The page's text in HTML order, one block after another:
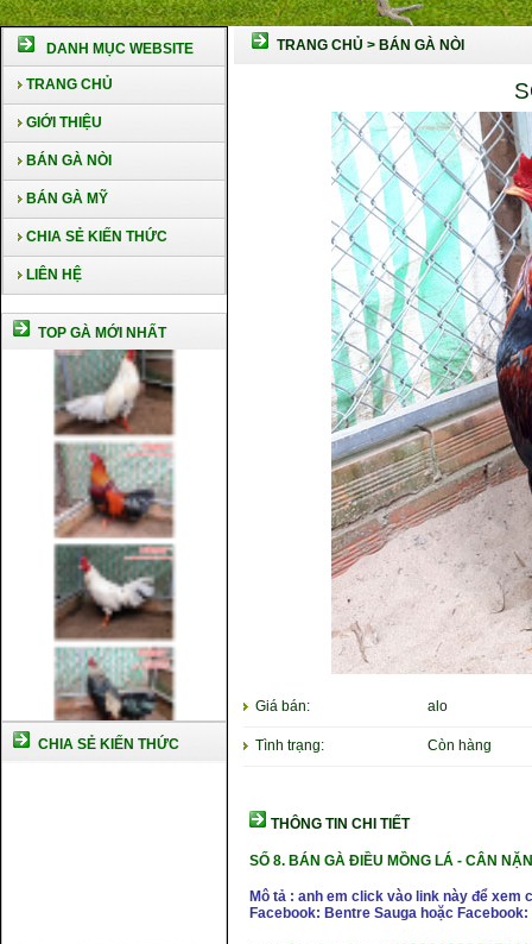
DANH MỤC WEBSITE
TRANG CHỦ
GIỚI THIỆU
BÁN GÀ NÒI
BÁN GÀ MỸ
CHIA SẺ KIẾN THỨC
LIÊN HỆ
TOP GÀ MỚI NHẤT
CHIA SẺ KIẾN THỨC
TRANG CHỦ > BÁN GÀ NÒI
Giá bán: alo
Tình trạng: Còn hàng
THÔNG TIN CHI TIẾT
SỐ 8.BÁN GÀ ĐIỀU MỒNG LÁ -CÂN NẶ
Mô tả : anh em click vào link này để
Facebook: Bentre Sauga hoặc Facebook: